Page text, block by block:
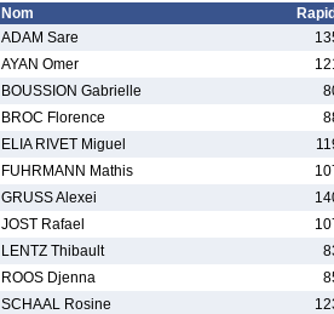
Nom
ADAM Sare
AYAN Omer
BOUSSION Gabrielle
BROC Florence
ELIA RIVET Miguel
FUHRMANN Mathis
GRUSS Alexei
JOST Rafael
LENTZ Thibault
ROOS Djenna
SCHAAL Rosine